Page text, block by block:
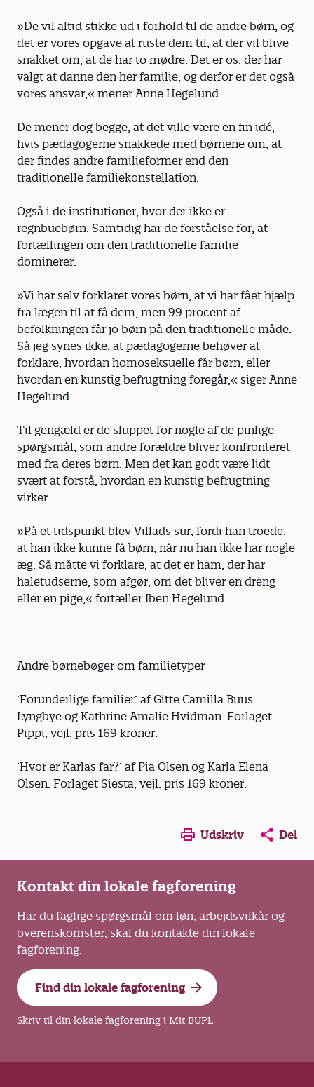
»De vil altid stikke ud i forhold til de andre børn, og
det er vores opgave at ruste dem til, at der vil blive
snakket om, at de har to mødre. Det er os, der har
valgt at danne den her familie, og derfor er det også
vores an­svar,« mener Anne Hegelund.
De mener dog begge, at det ville være en fin idé,
hvis pædagogerne snakkede med børnene om, at
der findes andre familieformer end den
traditionelle familiekonstellation.
Også i de institutioner, hvor der ikke er
regnbuebørn. Samtidig har de forståelse for, at
fortællingen om den traditionelle familie
dominerer.
»Vi har selv forklaret vores børn, at vi har fået hjælp
fra lægen til at få dem, men 99 procent af
befolkningen får jo børn på den traditionelle måde.
Så jeg synes ikke, at pædagogerne behøver at
forklare, hvordan homoseksuelle får børn, eller
hvordan en kunstig befrugtning foregår,« siger Anne
Hegelund.
Til gengæld er de sluppet for nogle af de pinlige
spørgsmål, som andre forældre bliver konfronteret
med fra deres børn. Men det kan godt være lidt
svært at forstå, hvordan en kunstig befrugtning
virker.
»På et tidspunkt blev Villads sur, fordi han troede,
at han ikke kunne få børn, når nu han ikke har nogle
æg. Så måtte vi forklare, at det er ham, der har
haletudserne, som afgør, om det bliver en dreng
eller en pige,« fortæller Iben Hegelund.
Andre børnebøger om familietyper
’Forunderlige familier’ af Gitte Camilla Buus
Lyngbye og Kathrine Amalie Hvidman. Forlaget
Pippi, vejl. pris 169 kroner.
’Hvor er Karlas far?’ af Pia Olsen og Karla Elena
Olsen. Forlaget Siesta, vejl. pris 169 kroner.
Opens in a new window
Opens in a new
Opens in
Udskriv Del
Kontakt din lokale fagforening
Har du faglige spørgsmål om løn, arbejdsvilkår og
overenskomster, skal du kontakte din lokale
fagforening.
Find din lokale fagforening
Skriv til din lokale fagforening i Mit BUPL